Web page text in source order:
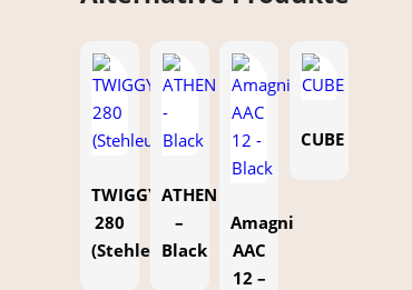
TWIGGY
280
(Stehleuchte)
ATHEN
–
Black
Amagni
AAC
12 –
CUBE